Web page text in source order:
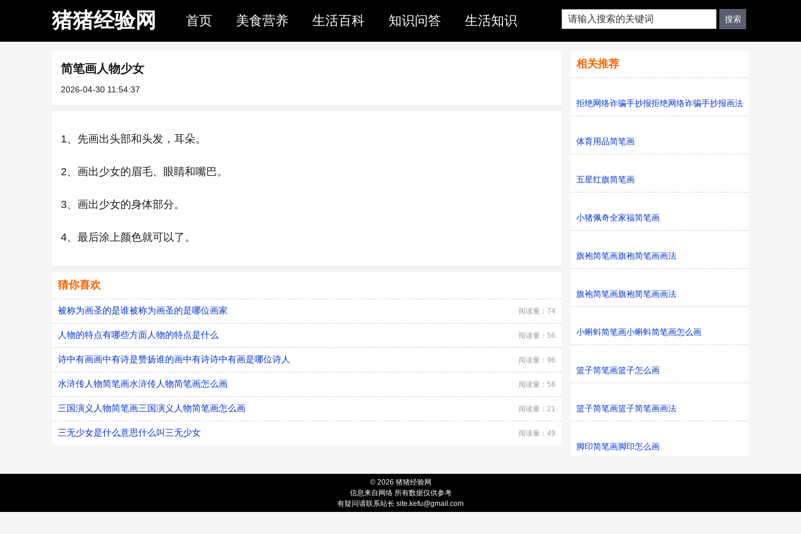
猪猪经验网 首页 美食营养 生活百科 知识问答 生活知识
简笔画人物少女
2026-04-30 11:54:37
1、先画出头部和头发，耳朵。
2、画出少女的眉毛、眼睛和嘴巴。
3、画出少女的身体部分。
4、最后涂上颜色就可以了。
猜你喜欢
被称为画圣的是谁被称为画圣的是哪位画家 阅读量：74
人物的特点有哪些方面人物的特点是什么 阅读量：56
诗中有画画中有诗是赞扬谁的画中有诗诗中有画是哪位诗人 阅读量：96
水浒传人物简笔画水浒传人物简笔画怎么画 阅读量：58
三国演义人物简笔画三国演义人物简笔画怎么画 阅读量：21
三无少女是什么意思什么叫三无少女 阅读量：49
相关推荐
拒绝网络诈骗手抄报拒绝网络诈骗手抄报画法
体育用品简笔画
五星红旗简笔画
小猪佩奇全家福简笔画
旗袍简笔画旗袍简笔画画法
旗袍简笔画旗袍简笔画画法
小蝌蚪简笔画小蝌蚪简笔画怎么画
篮子简笔画篮子怎么画
篮子简笔画篮子简笔画画法
脚印简笔画脚印怎么画
© 2026 猪猪经验网
信息来自网络 所有数据仅供参考
有疑问请联系站长 site.kefu@gmail.com